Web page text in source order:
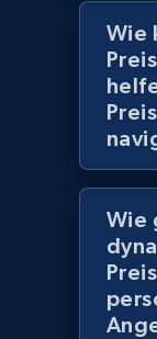
URL,
Sku,
and more.
2.1K+
Amazon
Title, Seller
price,
Wie
Wie